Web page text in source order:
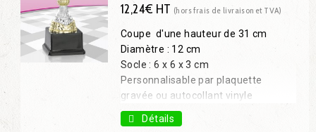
12,24€ HT (hors frais de livraison et TVA)
Coupe d'une hauteur de 31 cm
Diamètre : 12 cm
Socle : 6 x 6 x 3 cm
Personnalisable par plaquette
gravée ou autocollant vinyle
Coupe 25 cm : 9,09€ H.T.
Coupe 29 cm : 11,16€ H.T.
Détails